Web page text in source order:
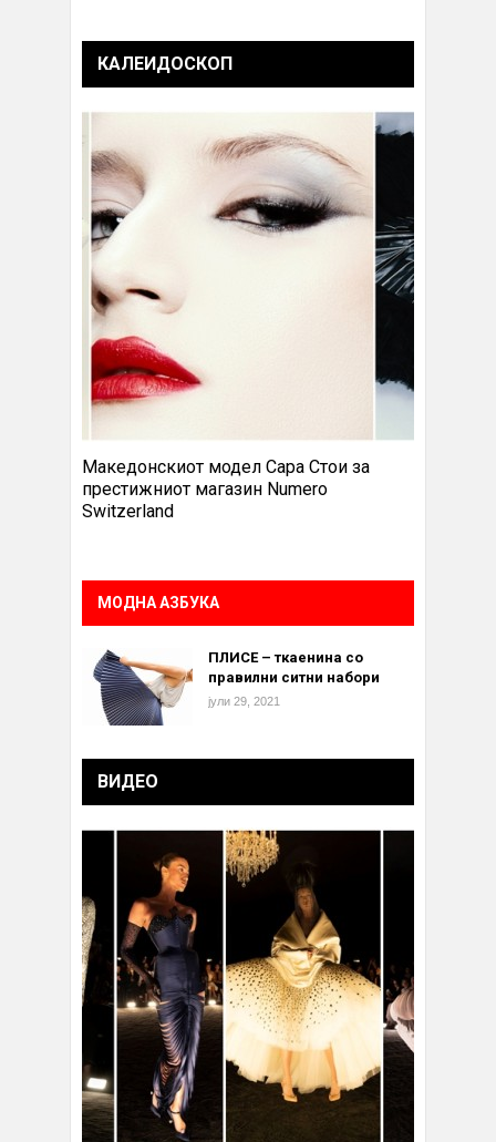
КАЛЕИДОСКОП
Македонскиот модел Сара Стои за
престижниот магазин Numero
Switzerland
МОДНА АЗБУКА
ПЛИСЕ – ткаенина со
правилни ситни набори
јули 29, 2021
ВИДЕО